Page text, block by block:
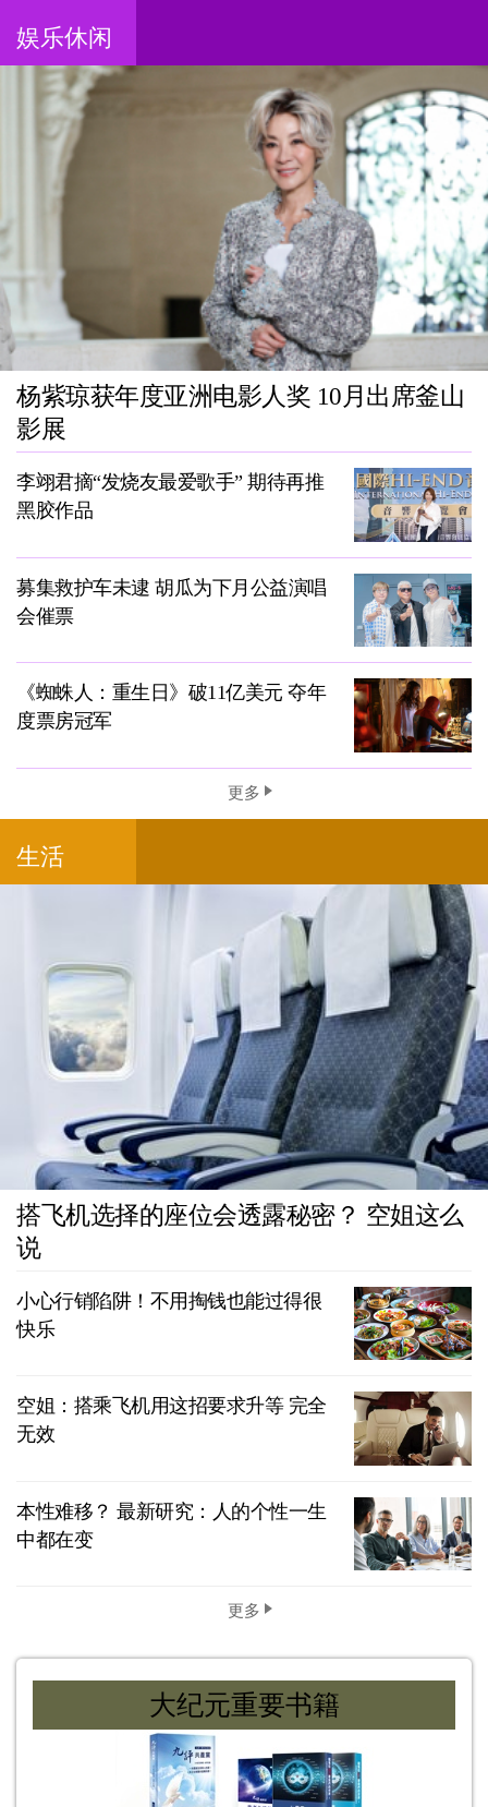
娱乐休闲
杨紫琼获年度亚洲电影人奖 10月出席釜山
影展
李翊君摘“发烧友最爱歌手” 期待再推
黑胶作品
募集救护车未逮 胡瓜为下月公益演唱
会催票
《蜘蛛人：重生日》破11亿美元 夺年
度票房冠军
更多
生活
搭飞机选择的座位会透露秘密？ 空姐这么
说
小心行销陷阱！不用掏钱也能过得很
快乐
空姐：搭乘飞机用这招要求升等 完全
无效
本性难移？ 最新研究：人的个性一生
中都在变
更多
大纪元重要书籍